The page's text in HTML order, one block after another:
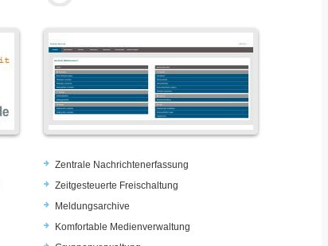
Zentrale Nachrichtenerfassung
Zeitgesteuerte Freischaltung
Meldungsarchive
Komfortable Medienverwaltung